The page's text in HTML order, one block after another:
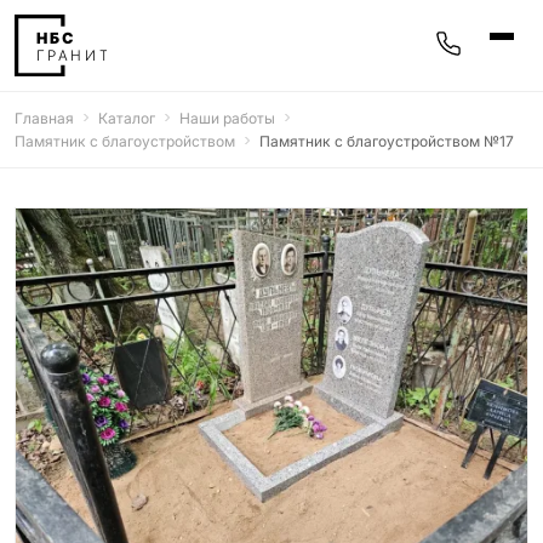
Памятники
Мемориальные комплексы
25 моделей
Гравировка
77 моделей
Фотокерамика
5 моделей
Надгробные плиты
30 моделей
Благоустройство
42 модели
Главная Каталог
Наши работы
Памятник с благоустройством
Памятник с благоустройством №17